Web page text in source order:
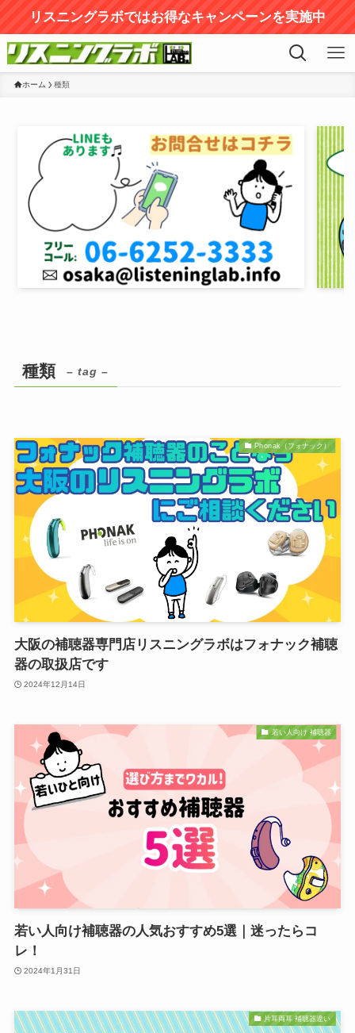
リスニングラボではお得なキャンペーンを実施中
ホーム 種類
種類 – tag –
Phonak（フォナック）
大阪の補聴器専門店リスニングラボはフォナック補聴
器の取扱店です
2024年12月14日
若い人向け 補聴器
若い人向け補聴器の人気おすすめ5選｜迷ったらコ
レ！
2024年1月31日
片耳両耳 補聴器違い